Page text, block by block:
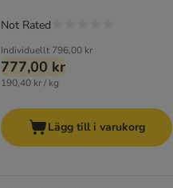
Individuellt 796,00 kr
777,00 kr
190,40 kr / kg
Not Rated
Lägg till i varukorg